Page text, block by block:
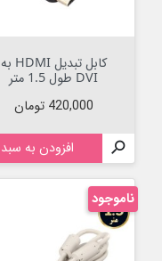
کابل تبدیل HDMI به
DVI طول 1.5 متر
قیمت
420,000 تومان
 افزودن به سبد
ناموجود